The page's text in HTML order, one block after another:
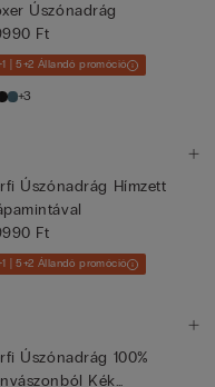
Úszónadrág
Ft
| 5+2 Állandó promóció
+3
Úszónadrág Hímzett
Ft
| 5+2 Állandó promóció
Úszónadrág 100%
Kék